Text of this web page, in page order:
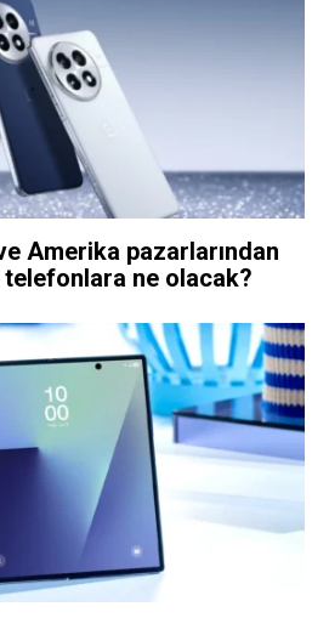
Amerika pazarlarından
ne olacak?